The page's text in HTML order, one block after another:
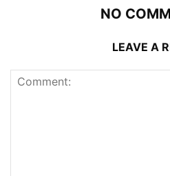
NO
LEAVE A